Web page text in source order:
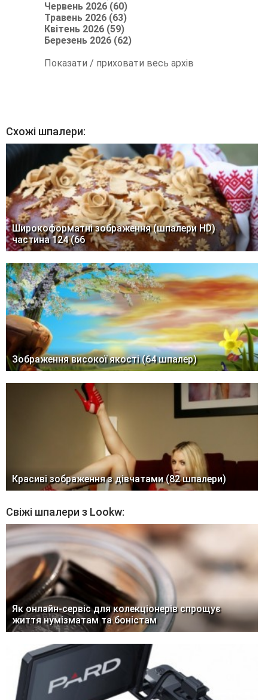
Червень 2026 (60)
Травень 2026 (63)
Квітень 2026 (59)
Березень 2026 (62)
Показати / приховати весь архів
Схожі шпалери:
Широкоформатні зображення (шпалери HD)
частина 124 (66
Зображення високої якості (64 шпалер)
Красиві зображення з дівчатами (82 шпалери)
Свіжі шпалери з Lookw:
Як онлайн-сервіс для колекціонерів спрощує
життя нумізматам та боністам